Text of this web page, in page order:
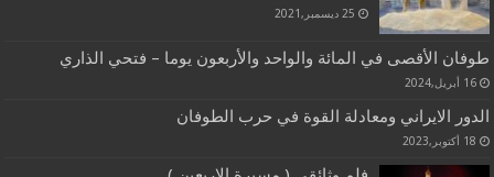
25 ديسمبر,2021
طوفان الأقصى في المائة والواحد والأربعون يوما – فتحي الذاري
16 أبريل,2024
الدور الايراني ومعادلة القوة في حرب الطوفان
18 أكتوبر,2023